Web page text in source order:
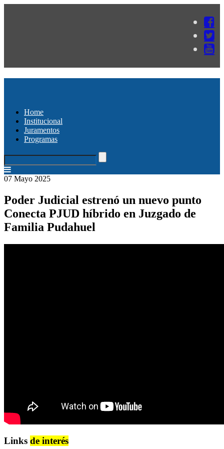
Home
Institucional
Juramentos
Programas
07 Mayo 2025
Poder Judicial estrenó un nuevo punto
Conecta PJUD híbrido en Juzgado de
Familia Pudahuel
Links de interés